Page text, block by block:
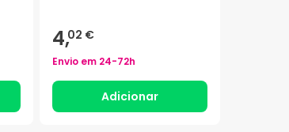
4,02 €
Envio em 24-72h
Adicionar